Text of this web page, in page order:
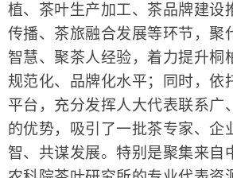
植、茶叶生产加工、茶品牌建设
传播、茶旅融合发展等环节，聚
智慧、聚茶人经验，着力提升桐
规范化、品牌化水平；同时，依
平台，充分发挥人大代表联系广
的优势，吸引了一批茶专家、企
智、共谋发展。特别是聚集来自